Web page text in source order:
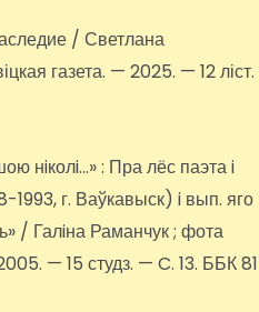
/ Светлана
газета. — 2025. — 12 ліст.
нiколi…» : Пра лёс паэта i
1993, г. Ваўкавыск) i вып. яго
/ Галiна Раманчук ; фота
— 15 студз. — C. 13. ББК 81